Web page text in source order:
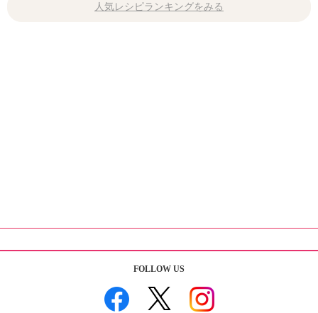
人気レシピランキングをみる
FOLLOW US